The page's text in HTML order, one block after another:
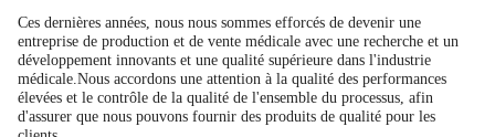
Ces dernières années, nous nous sommes efforcés de devenir une
entreprise de production et de vente médicale avec une recherche et un
développement innovants et une qualité supérieure dans l'industrie
médicale.Nous accordons une attention à la qualité des performances
élevées et le contrôle de la qualité de l'ensemble du processus, afin
d'assurer que nous pouvons fournir des produits de qualité pour les